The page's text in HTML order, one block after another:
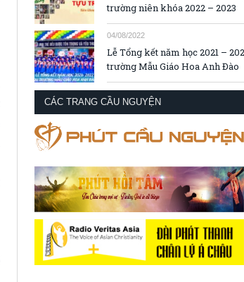
trường niên khóa 2022 – 2023
04/08/2022
Lễ Tổng kết năm học 2021 –
trường Mẫu Giáo Hoa Anh Đào
CÁC TRANG CẦU NGUYỆN